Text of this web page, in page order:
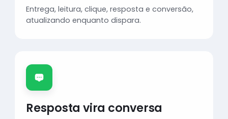
Entrega, leitura, clique, resposta e conversão,
atualizando enquanto dispara.
Resposta vira conversa